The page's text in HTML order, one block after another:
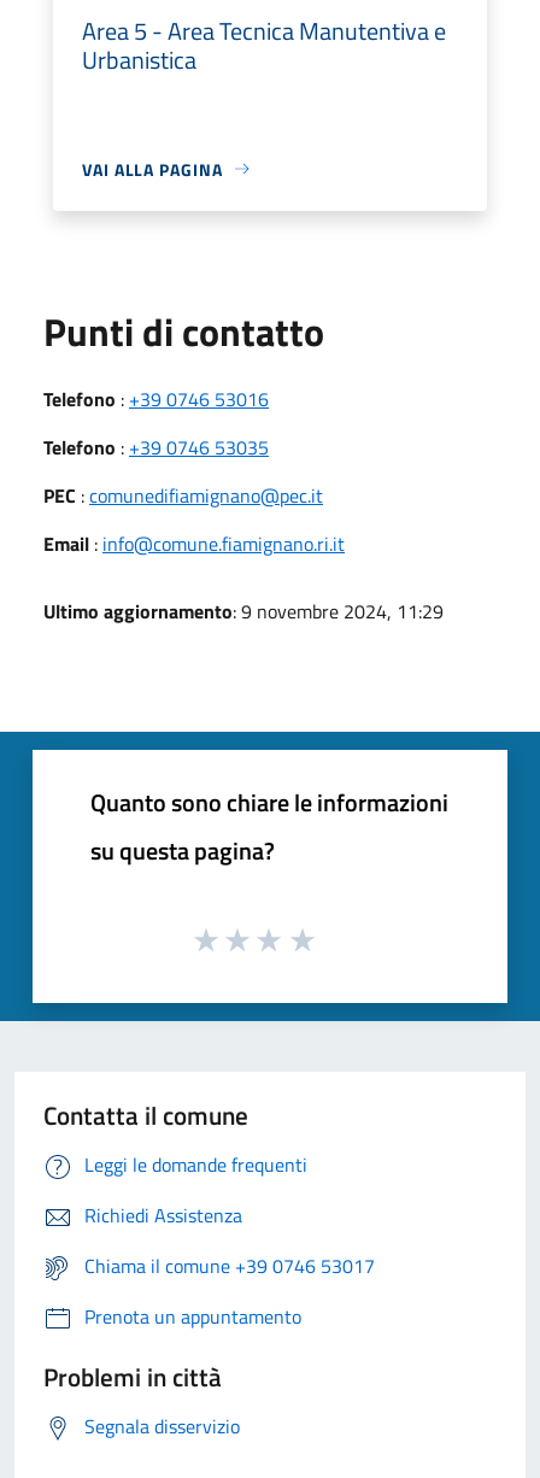
Area 5 - Area Tecnica Manutentiva e
Urbanistica
VAI ALLA PAGINA
Punti di contatto
Telefono : +39 0746 53016
Telefono : +39 0746 53035
PEC :comunedifiamignano@pec.it
Email : info@comune.fiamignano.ri.it
Ultimo aggiornamento: 9 novembre 2024, 11:29
Quanto sono chiare le informazioni
su questa pagina?
Contatta il comune
Leggi le domande frequenti
Richiedi Assistenza
Chiama il comune +39 0746 53017
Prenota un appuntamento
Problemi in città
Segnala disservizio